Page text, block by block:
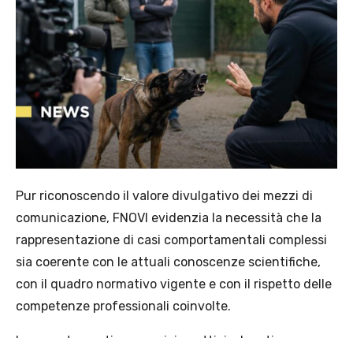
Pur riconoscendo il valore divulgativo dei mezzi di
comunicazione, FNOVI evidenzia la necessità che la
rappresentazione di casi comportamentali complessi
sia coerente con le attuali conoscenze scientifiche,
con il quadro normativo vigente e con il rispetto delle
competenze professionali coinvolte.